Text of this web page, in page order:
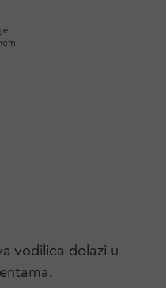
vodilica dolazi u